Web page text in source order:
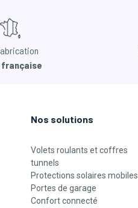
française
Nos solutions
Volets roulants et coffres
tunnels
Protections solaires mobiles
Portes de garage
Confort connecté